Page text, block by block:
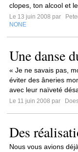
clopes, ton alcool et
Le 13 juin 2008 par
NONE
Une danse
« Je ne savais pas,
éviter des âneries
avec leur naïveté
Le 11 juin 2008 par
Des
Nous vous avions